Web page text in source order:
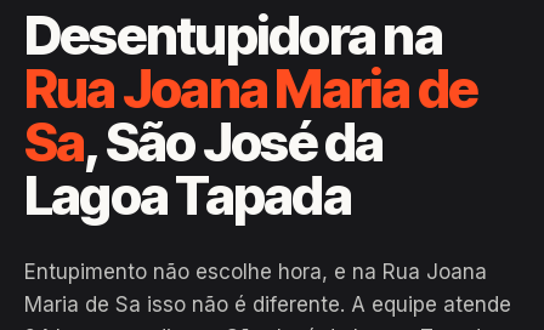
Desentupidora na
Rua Joana Maria de
Sa, São José da
Lagoa Tapada
Entupimento não escolhe hora, e na Rua Joana
Maria de Sa isso não é diferente. A equipe atende